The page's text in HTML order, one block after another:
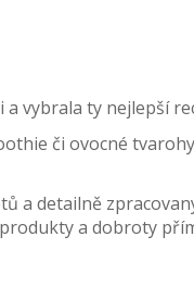
a vybrala ty nejlepší
či ovocné
a detailně
a dobroty